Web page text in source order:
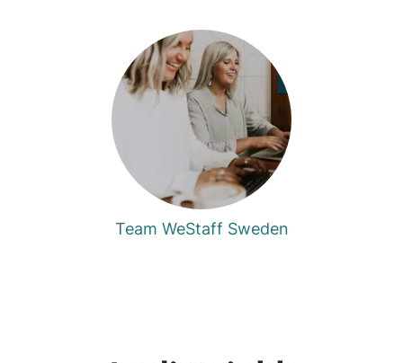
Team WeStaff Sweden